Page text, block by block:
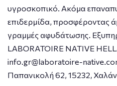
υγροσκοπικό. Ακόμα
επιδερμίδα, προσφέροντας
γραμμές αφυδάτωσης.
LABORATOIRE NATIVE
info.gr@laboratoire-
Παπανικολή 62, 15232,